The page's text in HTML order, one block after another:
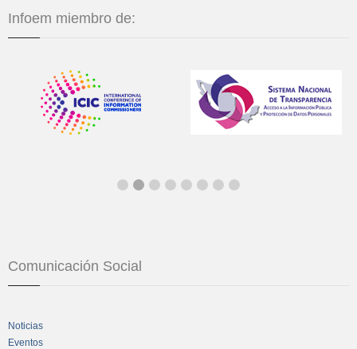
Infoem miembro de:
Comunicación Social
Noticias
Eventos